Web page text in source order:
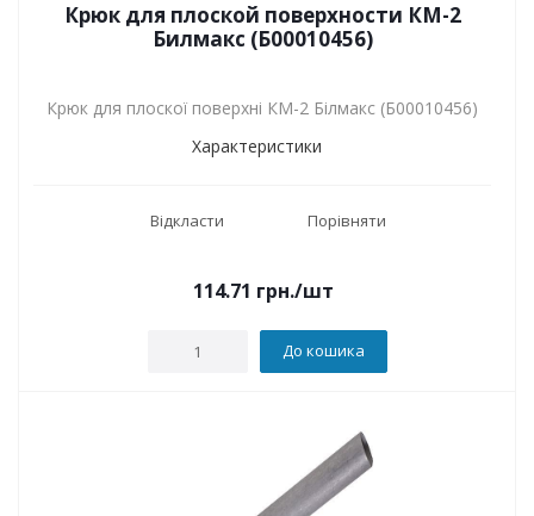
Крюк для плоской поверхности КМ-2
Билмакс (Б00010456)
Крюк для плоскої поверхні КМ-2 Білмакс (Б00010456)
Характеристики
Відкласти Порівняти
114.71 грн./шт
До кошика